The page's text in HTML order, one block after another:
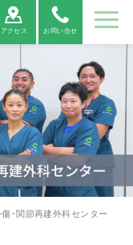
アクセス お問い合せ
報
広報誌
お
の
患者相談
窓口のご
案内
合
消化器内
科
内
腎臓内科
査
診療放射
線部
臨床研究
療連携
療
ご
心電図
FAX相談
について
採用情
報
傷･関節再建外科センター